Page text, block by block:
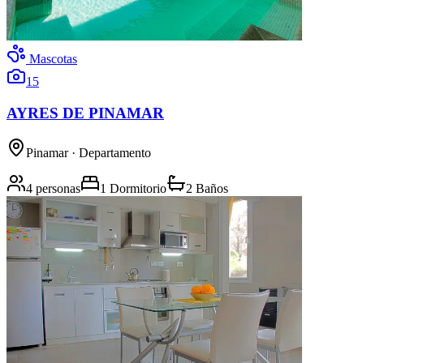
Mascotas
15
AYRES DE PINAMAR
Pinamar· Departamento
4 personas 1 Dormitorio 2 Baños